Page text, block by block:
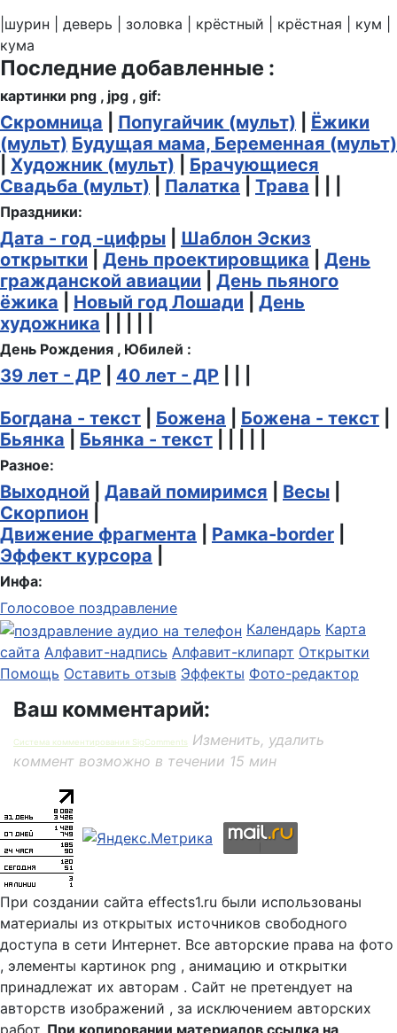
|шурин | деверь | золовка | крёстный | крёстная | кум |
кума
Последние добавленные :
картинки png , jpg , gif:
Скромница Попугайчик (мульт)
Ёжики
(мульт) Будущая мама, Беременная (мульт)
Художник (мульт)
Брачующиеся
Свадьба (мульт)
Палатка Трава
Праздники:
Дата - год -цифры
Шаблон Эскиз
открытки
День проектировщика
День
гражданской авиации
День пьяного
ёжика
Новый год Лошади
День
художника
День Рождения , Юбилей :
39 лет - ДР 40 лет - ДР
Богдана - текст
Божена Божена - текст
Бьянка
Бьянка - текст
Разное:
Выходной Давай помиримся Весы
Скорпион
Движение фрагмента
Рамка-border
Эффект курсора
Инфа:
Голосовое поздравление
Календарь Карта
сайта Алфавит-надпись Алфавит-клипарт Открытки
Помощь Оставить отзыв Эффекты Фото-редактор
Ваш комментарий:
Система комментирования SigComments
Изменить, удалить
коммент возможно в течении 15 мин
При создании сайта effects1.ru были использованы
материалы из открытых источников свободного
доступа в сети Интернет. Все авторские права на фото
, элементы картинок png , анимацию и открытки
принадлежат их авторам . Сайт не претендует на
авторств изображений , за исключением авторских